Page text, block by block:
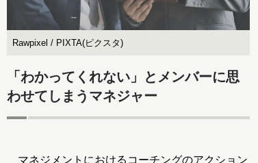
Rawpixel / PIXTA(ピクスタ)
「わかってくれない」とメンバーに思
わせてしまうマネジャー
マネジメントにおけるコーチングのアクション